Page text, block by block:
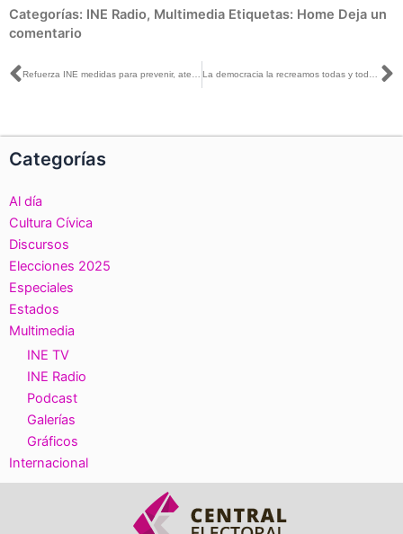
Categorías: INE Radio, Multimedia Etiquetas: Home Deja un
comentario
Ant
Categorías
Al día
Cultura Cívica
Discursos
Elecciones 2025
Especiales
Estados
Multimedia
INE TV
INE Radio
Podcast
Galerías
Gráficos
Internacional